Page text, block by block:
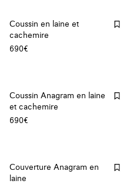
Coussin en laine et
cachemire
690€
Coussin Anagram en laine
et cachemire
690€
Couverture Anagram en
laine